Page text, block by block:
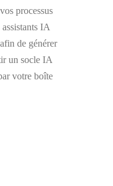
processus
IA
de générer
un socle IA
votre boîte